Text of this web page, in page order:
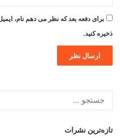
برای دفعه بعد که نظر می دهم نام،
ذخیره کنید.
تازه‌ترین نشرات